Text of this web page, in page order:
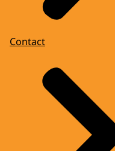
Contact